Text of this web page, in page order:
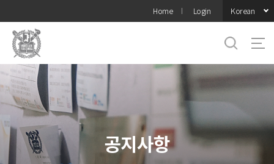
메뉴
Home Login Korean
공지사항